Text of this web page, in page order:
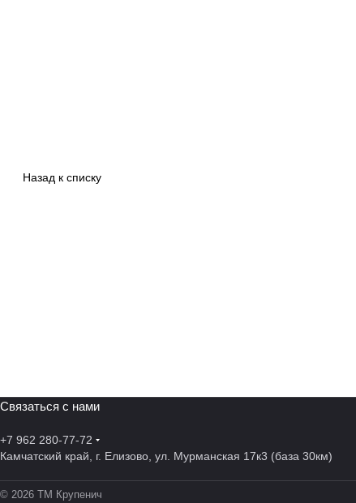
Назад к списку
Связаться с нами
+7 962 280-77-72
Камчатский край, г. Елизово, ул. Мурманская 17к3 (база 30км)
© 2026 ТМ Крупенич